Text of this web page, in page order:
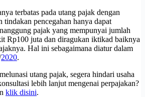
terbatas pada utang pajak dengan
tindakan pencegahan hanya dapat
pajak yang mempunyai jumlah
Rp100 juta dan diragukan iktikad baiknya
Hal ini sebagaimana diatur dalam
2020.
utang pajak, segera hindari usaha
lebih lanjut mengenai perpajakan?
klik disini.